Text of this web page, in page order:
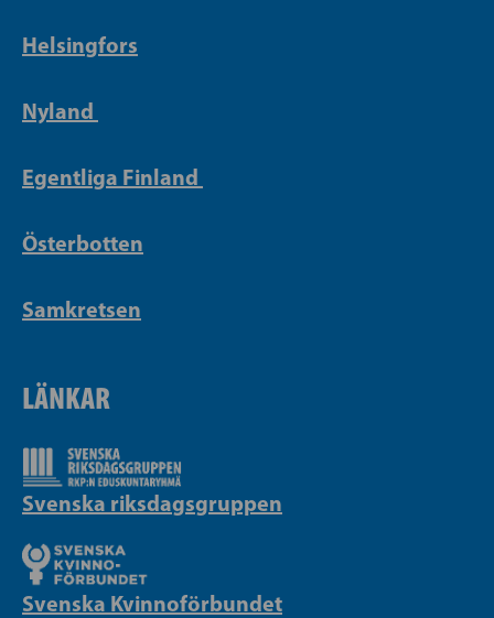
Helsingfors
Nyland
Egentliga Finland
Österbotten
Samkretsen
LÄNKAR
Svenska riksdagsgruppen
Svenska Kvinnoförbundet